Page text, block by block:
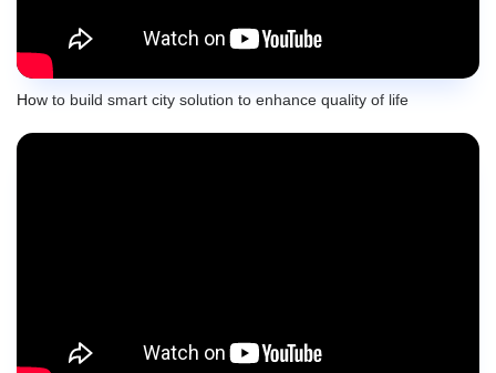
How to build smart city solution to enhance quality of life